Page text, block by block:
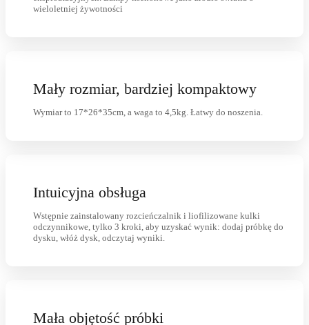
wieloletniej żywotności
Mały rozmiar, bardziej kompaktowy
Wymiar to 17*26*35cm, a waga to 4,5kg. Łatwy do noszenia.
Intuicyjna obsługa
Wstępnie zainstalowany rozcieńczalnik i liofilizowane kulki
odczynnikowe, tylko 3 kroki, aby uzyskać wynik: dodaj próbkę do
dysku, włóż dysk, odczytaj wyniki.
Mała objętość próbki